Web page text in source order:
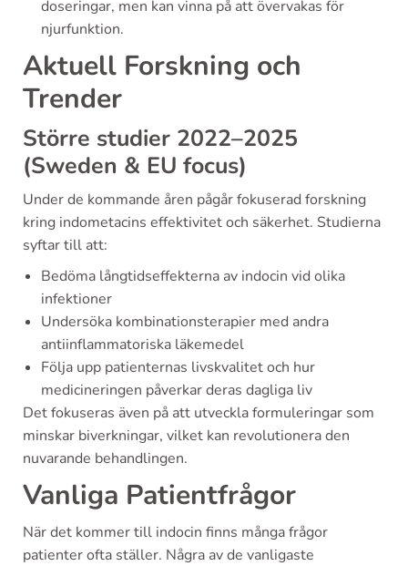
doseringar, men kan vinna på att övervakas för
njurfunktion.
Aktuell Forskning och
Trender
Större studier 2022–2025
(Sweden & EU focus)
Under de kommande åren pågår fokuserad forskning
kring indometacins effektivitet och säkerhet. Studierna
syftar till att:
Bedöma långtidseffekterna av indocin vid olika
infektioner
Undersöka kombinationsterapier med andra
antiinflammatoriska läkemedel
Följa upp patienternas livskvalitet och hur
medicineringen påverkar deras dagliga liv
Det fokuseras även på att utveckla formuleringar som
minskar biverkningar, vilket kan revolutionera den
nuvarande behandlingen.
Vanliga Patientfrågor
När det kommer till indocin finns många frågor
patienter ofta ställer. Några av de vanligaste